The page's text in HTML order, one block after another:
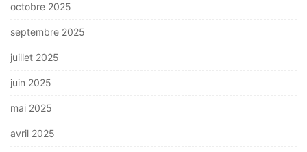
octobre 2025
septembre 2025
juillet 2025
juin 2025
mai 2025
avril 2025